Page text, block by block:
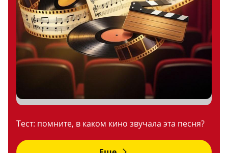
Тест: помните, в каком кино звучала эта песня?